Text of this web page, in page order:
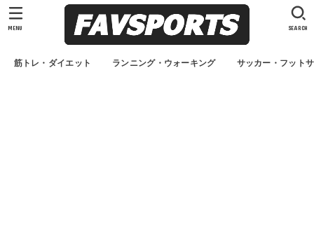
筋トレ・ダイエット ランニング・ウォーキング サッカー・フット
SEARCH
MENU